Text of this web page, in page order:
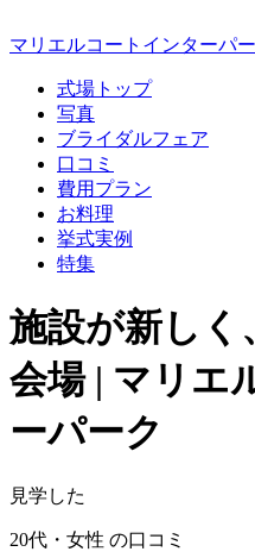
マリエルコートインターパ
式場トップ
写真
ブライダルフェア
口コミ
費用プラン
お料理
挙式実例
特集
施設が新しく
会場 | マリエ
ーパーク
見学した
20代・女性 の口コミ